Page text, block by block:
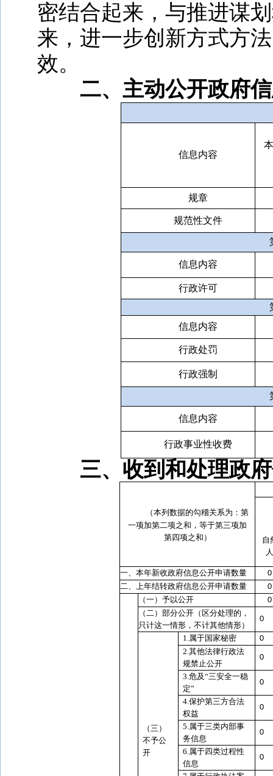
密结合起来，与推进谋
来，进一步创新方式方
效。
二、主动公开政府
信息内容
规章
规范性文件
信息内容
行政许可
信息内容
行政处罚
行政强制
信息内容
行政事业性收费
三、收到和处理政
（本列数据的勾稽关系为：第
一项加第二项之和，等于第三项加
第四项之和）
自
人
一、本年新收政府信息公开申请数量
0
二、上年结转政府信息公开申请数量
0
（一）予以公开
0
（二）部分公开（区分处理的，
只计这一情形，不计其他情形）
0
（三）
不予公
开
1.属于国家秘密
0
2.其他法律行政法
规禁止公开
0
3.危及“三安全一稳
定”
0
4.保护第三方合法
权益
0
5.属于三类内部事
务信息
0
6.属于四类过程性
信息
0